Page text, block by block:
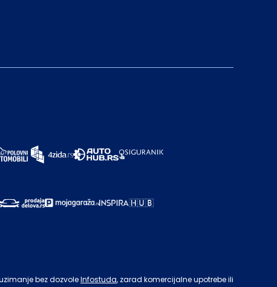
bez dozvoleInfostuda, zarad komercijalne upotrebe ili